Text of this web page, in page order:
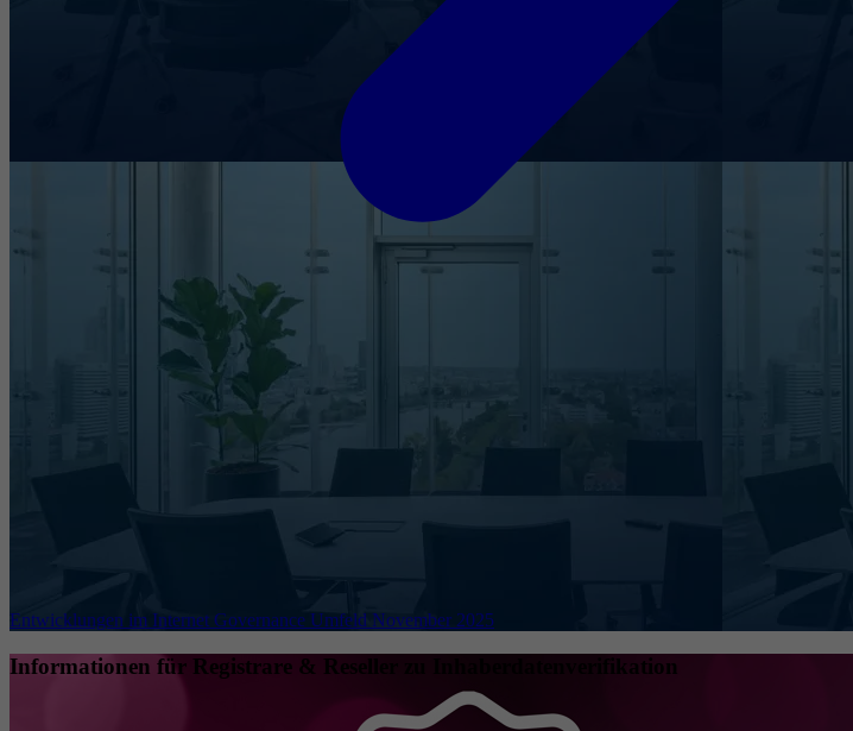
Entwicklungen im Internet Governance Umfeld November 2025
Informationen für Registrare & Reseller zu Inhaberdatenverifikation